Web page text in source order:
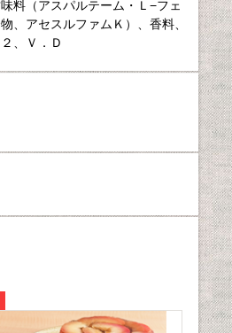
料（アスパルテーム・Ｌ−フェ
、アセスルファムＫ）、香料、
、Ｖ．Ｄ